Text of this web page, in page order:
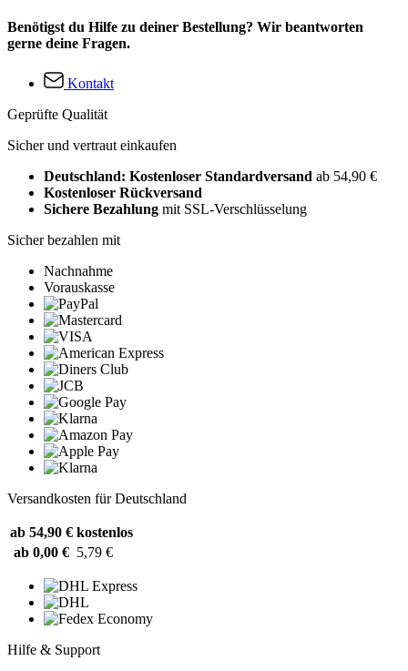
Benötigst du Hilfe zu deiner Bestellung? Wir beantworten
gerne deine Fragen.
Kontakt
Geprüfte Qualität
Sicher und vertraut einkaufen
Deutschland: Kostenloser Standardversand ab 54,90 €
Kostenloser Rückversand
Sichere Bezahlung mit SSL-Verschlüsselung
Sicher bezahlen mit
Nachnahme
Vorauskasse
Versandkosten für Deutschland
ab 54,90 € kostenlos
ab 0,00 € 5,79 €
Hilfe & Support